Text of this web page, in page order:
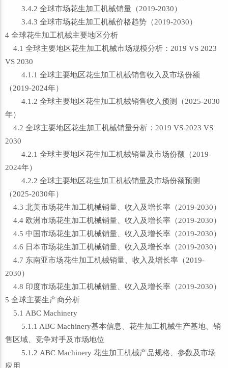
3.4.2 全球市场花生加工机械销量（2019-2030）
3.4.3 全球市场花生加工机械价格趋势（2019-2030）
4 全球花生加工机械主要地区分析
4.1 全球主要地区花生加工机械市场规模分析：2019 VS 2023
VS 2030
4.1.1 全球主要地区花生加工机械销售收入及市场份额
（2019-2024年）
4.1.2 全球主要地区花生加工机械销售收入预测（2025-2030
年）
4.2 全球主要地区花生加工机械销量分析：2019 VS 2023 VS
2030
4.2.1 全球主要地区花生加工机械销量及市场份额（2019-
2024年）
4.2.2 全球主要地区花生加工机械销量及市场份额预测
（2025-2030年）
4.3 北美市场花生加工机械销量、收入及增长率（2019-2030）
4.4 欧洲市场花生加工机械销量、收入及增长率（2019-2030）
4.5 中国市场花生加工机械销量、收入及增长率（2019-2030）
4.6 日本市场花生加工机械销量、收入及增长率（2019-2030）
4.7 东南亚市场花生加工机械销量、收入及增长率（2019-
2030）
4.8 印度市场花生加工机械销量、收入及增长率（2019-2030）
5 全球主要生产商分析
5.1 ABC Machinery
5.1.1 ABC Machinery基本信息、花生加工机械生产基地、销
售区域、竞争对手及市场地位
5.1.2 ABC Machinery 花生加工机械产品规格、参数及市场
应用